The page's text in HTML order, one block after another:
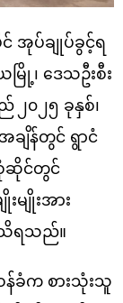
အုပ်ချုပ်ခွင့်ရ
မြို့၊ ဒေသဦးစီး
ည် ၂၀၂၅ ခုနှစ်၊
ချိန်တွင် ရွာငံ
ဆိုင်တွင်
မျိုးအား
သိရသည်။
ခံက စားသုံးသူ